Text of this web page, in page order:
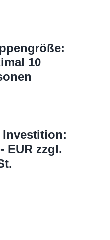
10
Investition:
EUR zzgl.